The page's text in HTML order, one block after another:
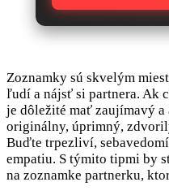
Zoznamky sú skvelým
ľudí a nájsť si partnera. Ak
je dôležité mať zaujímavý
originálny, úprimný,
Buďte trpezliví,
empatiu. S týmito tipmi by
na zoznamke partnerku,